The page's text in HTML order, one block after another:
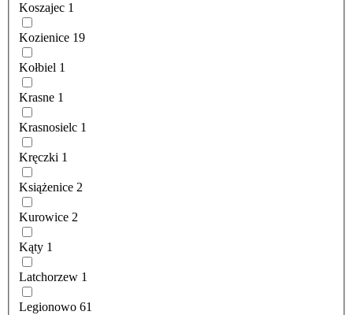
Koszajec 1
Kozienice 19
Kołbiel 1
Krasne 1
Krasnosielc 1
Kręczki 1
Książenice 2
Kurowice 2
Kąty 1
Latchorzew 1
Legionowo 61